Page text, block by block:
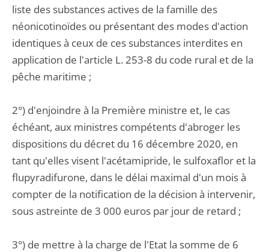
liste des substances actives de la famille des
néonicotinoïdes ou présentant des modes d'action
identiques à ceux de ces substances interdites en
application de l'article L. 253-8 du code rural et de la
pêche maritime ;
2°) d'enjoindre à la Première ministre et, le cas
échéant, aux ministres compétents d'abroger les
dispositions du décret du 16 décembre 2020, en
tant qu'elles visent l'acétamipride, le sulfoxaflor et la
flupyradifurone, dans le délai maximal d'un mois à
compter de la notification de la décision à intervenir,
sous astreinte de 3 000 euros par jour de retard ;
3°) de mettre à la charge de l'Etat la somme de 6